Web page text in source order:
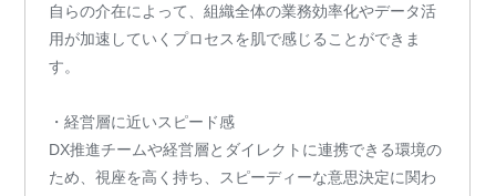
自らの介在によって、組織全体の業務効率化やデータ活
用が加速していくプロセスを肌で感じることができま
す。
・経営層に近いスピード感
DX推進チームや経営層とダイレクトに連携できる環境の
ため、視座を高く持ち、スピーディーな意思決定に関わ